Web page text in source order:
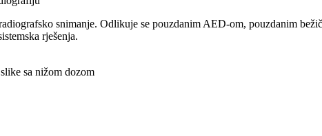
snimanje. Odlikuje se pouzdanim AED-om, pouzdanim
rješenja.
sa nižom dozom